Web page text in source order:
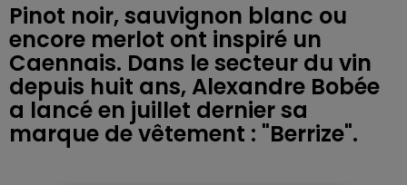
Pinot noir, sauvignon blanc ou
encore merlot ont inspiré un
Caennais. Dans le secteur du vin
depuis huit ans, Alexandre Bobée
a lancé en juillet dernier sa
marque de vêtement : "Berrize".